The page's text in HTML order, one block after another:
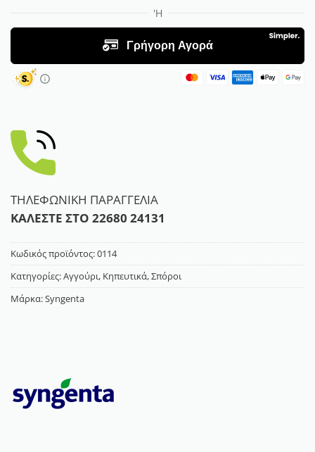
ΤΗΛΕΦΩΝΙΚΗ ΠΑΡΑΓΓΕΛΙΑ
ΚΑΛΕΣΤΕ ΣΤΟ 22680 24131
Κωδικός προϊόντος:0114
Κατηγορίες:Αγγούρι, Κηπευτικά,Σπόροι
Μάρκα:Syngenta